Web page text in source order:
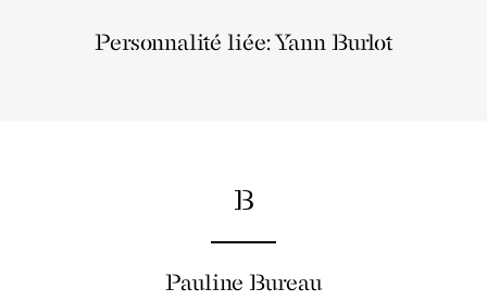
Personnalité liée: Yann Burlot
B
Pauline Bureau